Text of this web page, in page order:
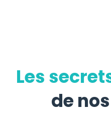
Les
de